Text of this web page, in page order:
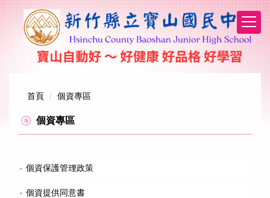
首頁
個資專區
個資專區
個資保護管理政策
個資提供同意書